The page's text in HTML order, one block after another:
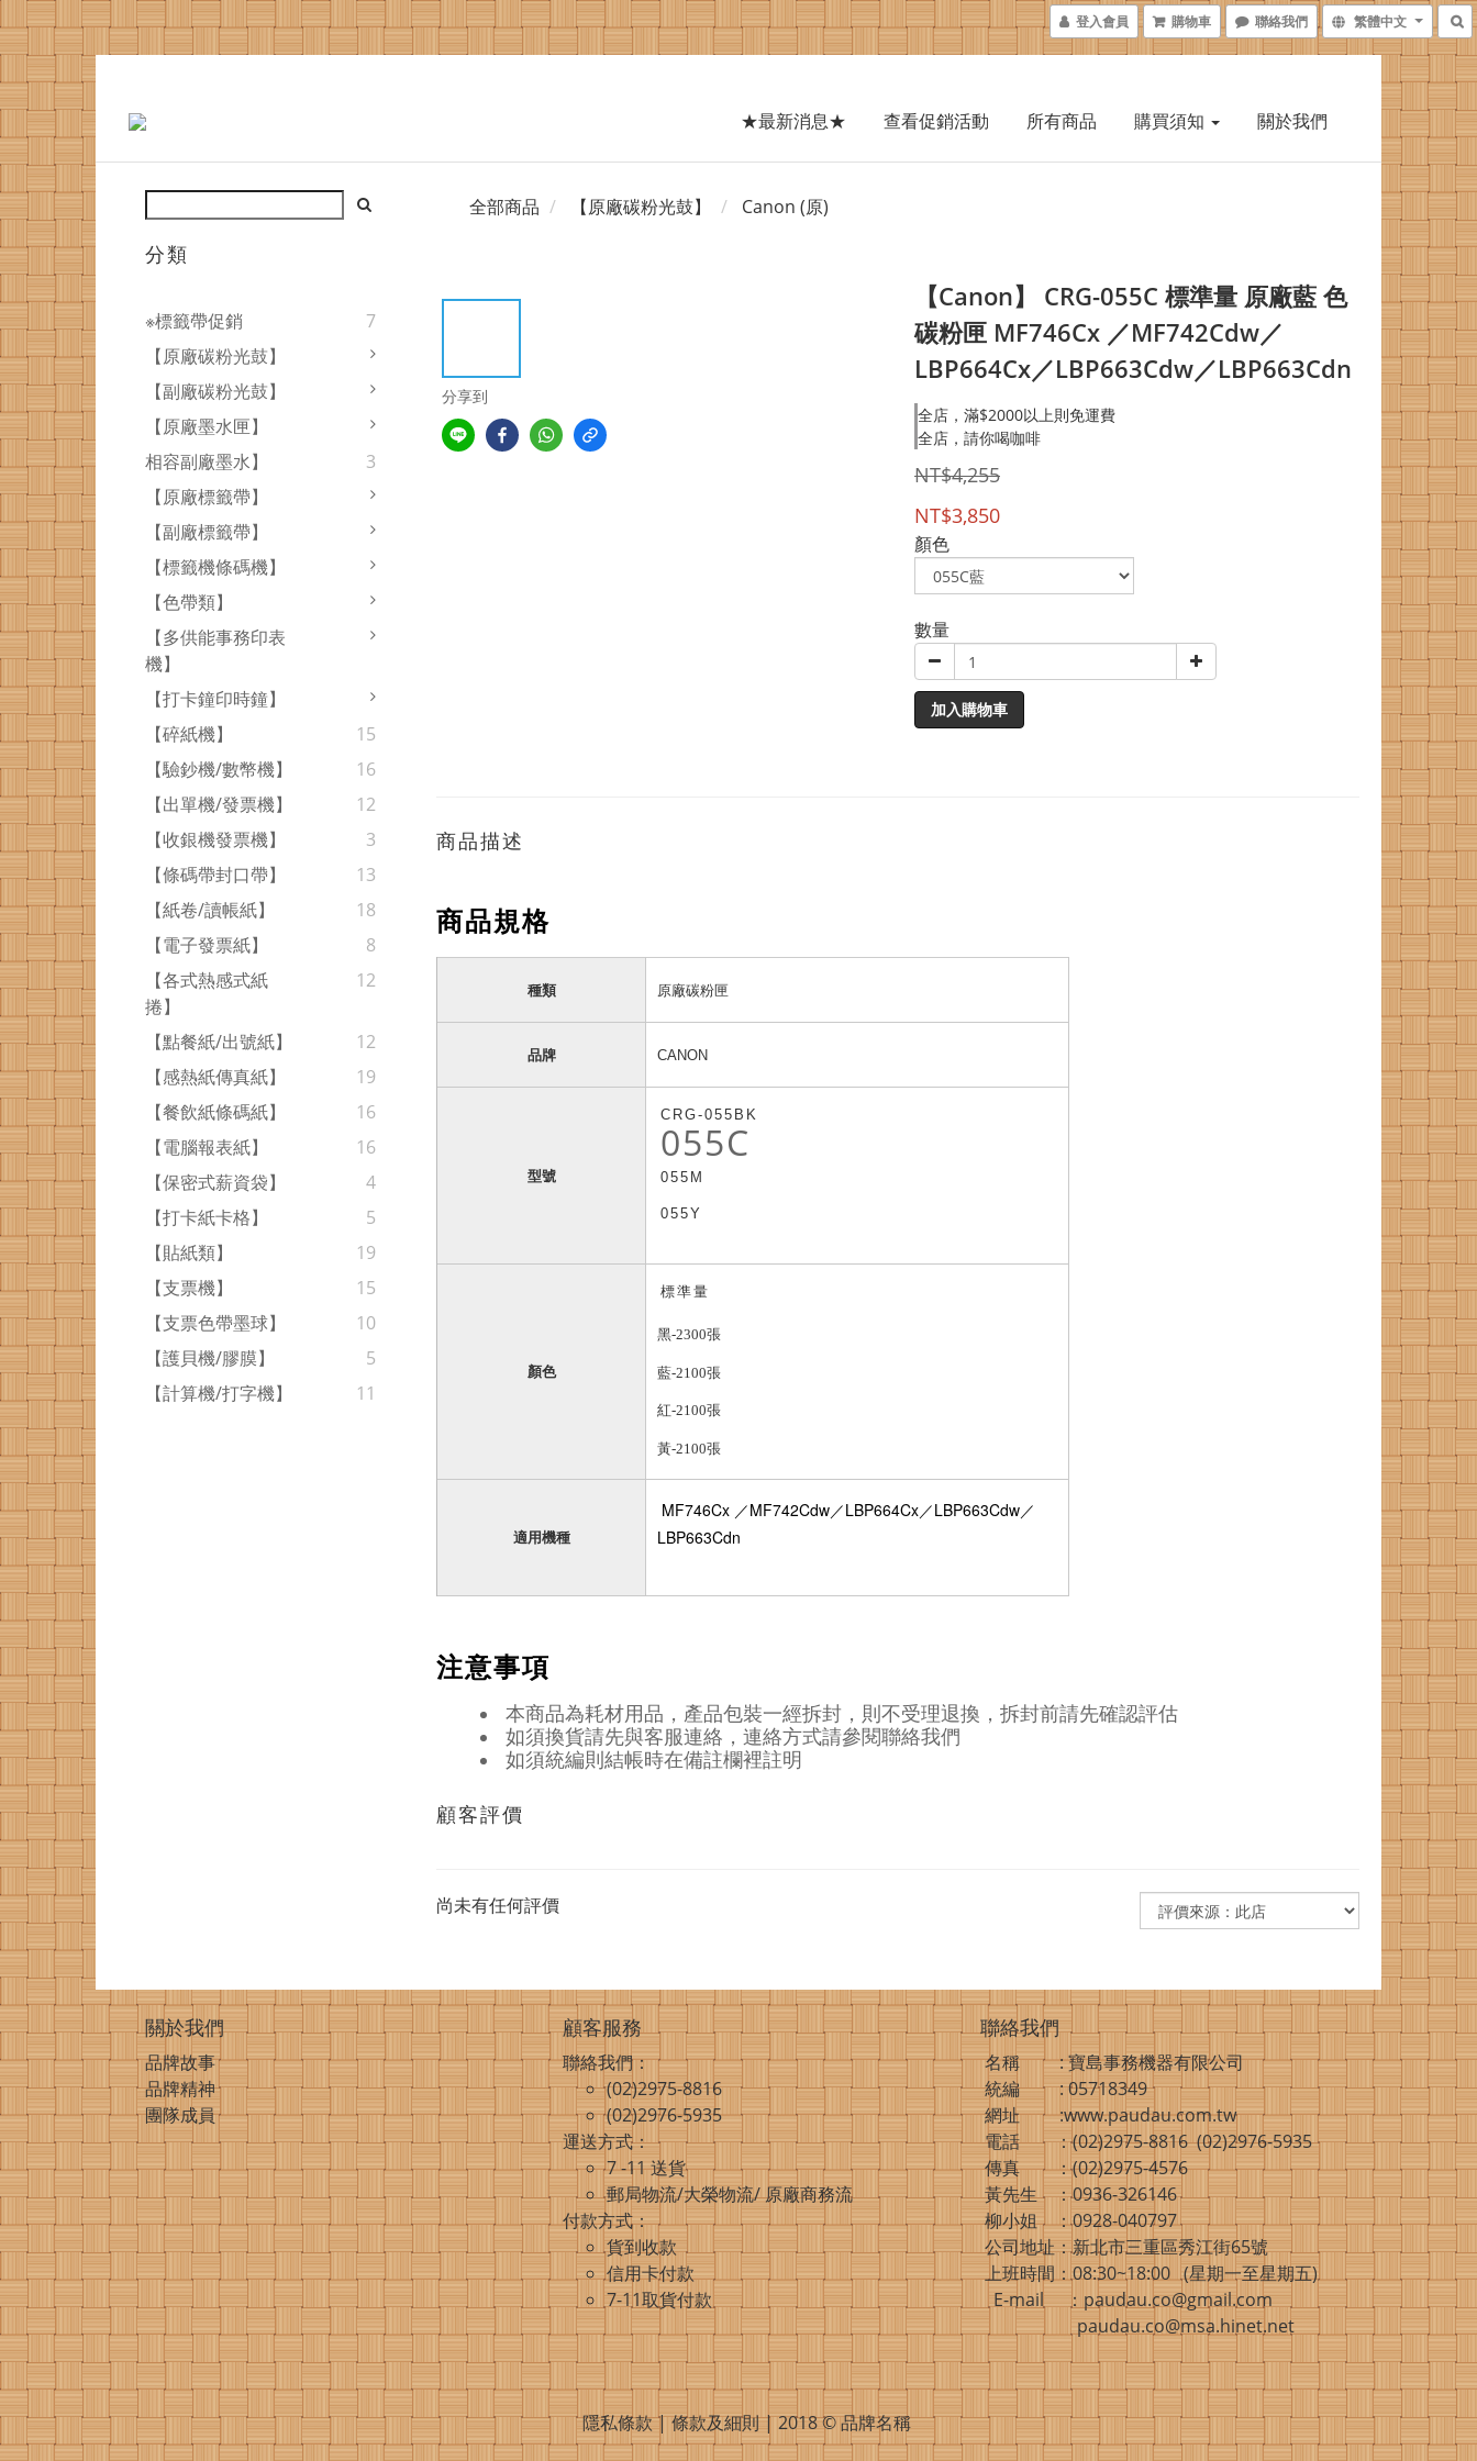
登入會員 購物車 聯絡我們 繁體中文
★最新消息★ 查看促銷活動 所有商品 購買須知 關於我們
分類
※標籤帶促銷
7
【原廠碳粉光鼓】
【副廠碳粉光鼓】
【原廠墨水匣】
相容副廠墨水】
3
【原廠標籤帶】
【副廠標籤帶】
【標籤機條碼機】
【色帶類】
【多供能事務印表
機】
【打卡鐘印時鐘】
【碎紙機】
15
【驗鈔機/數幣機】
16
【出單機/發票機】
12
【收銀機發票機】
3
【條碼帶封口帶】
13
【紙卷/讀帳紙】
18
【電子發票紙】
8
【各式熱感式紙
捲】
12
【點餐紙/出號紙】
12
【感熱紙傳真紙】
19
【餐飲紙條碼紙】
16
【電腦報表紙】
16
【保密式薪資袋】
4
【打卡紙卡格】
5
【貼紙類】
19
【支票機】
15
【支票色帶墨球】
10
【護貝機/膠膜】
5
【計算機/打字機】
11
全部商品 【原廠碳粉光鼓】 Canon (原)
分享到
【Canon】 CRG-055C 標準量 原廠藍 色
碳粉匣 MF746Cx ／MF742Cdw／
LBP664Cx／LBP663Cdw／LBP663Cdn
全店，滿$2000以上則免運費
全店，請你喝咖啡
NT$4,255
NT$3,850
顏色
數量
加入購物車
商品描述
商品規格
種類 原廠碳粉匣
品牌 CANON
型號
CRG-055BK
055C
055M
055Y
顏色
標準量
黑-2300張
藍-2100張
紅-2100張
黃-2100張
適用機種
MF746Cx ／MF742Cdw／LBP664Cx／LBP663Cdw／
LBP663Cdn
注意事項
本商品為耗材用品，產品包裝一經拆封，則不受理退換，拆封前請先確認評估
如須換貨請先與客服連絡，連絡方式請參閱聯絡我們
如須統編則結帳時在備註欄裡註明
顧客評價
尚未有任何評價
關於我們
品牌故事
品牌精神
團隊成員
顧客服務
聯絡我們：
(02)2975-8816
(02)2976-5935
運送方式：
7 -11 送貨
郵局物流/大榮物流/ 原廠商務流
付款方式：
貨到收款
信用卡付款
7-11取貨付款
聯絡我們
名稱 : 寶島事務機器有限公司
統編 : 05718349
網址 :www.paudau.com.tw
電話 ：(02)2975-8816 (02)2976-5935
傳真 ：(02)2975-4576
黃先生 ：0936-326146
柳小姐 ：0928-040797
公司地址：新北市三重區秀江街65號
上班時間：08:30~18:00 (星期一至星期五)
E-mail ：paudau.co@gmail.com
paudau.co@msa.hinet.net
隱私條款 | 條款及細則 | 2018 © 品牌名稱